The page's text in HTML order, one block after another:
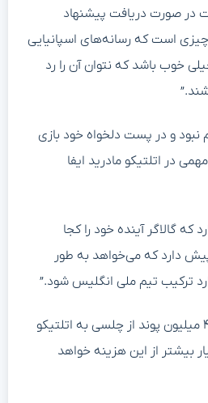
در صورت دریافت پیشنهاد
چیزی است که رسانه‌های اسپانیایی
خوب باشد که نتوان آن را رد
نبود و در پست دلخواه خود بازی
در اتلتیکو مادرید ایفا
که گالاگر آینده خود را کجا
دارد که می‌خواهد به طور
ترکیب تیم ملی انگلیس شود.”
“او سال گذشته با حدود ۴۰ میلیون پوند از چلسی به اتلتیکو
بیشتر از این هزینه خواهد